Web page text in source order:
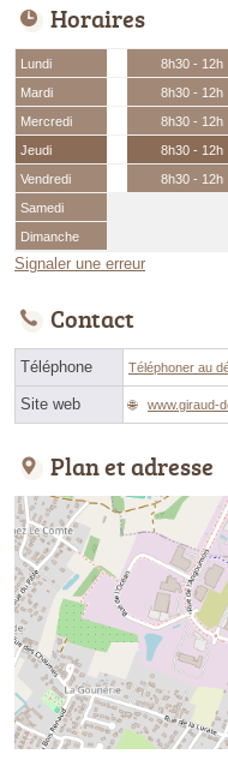
Horaires
Lundi 8h30 - 12h
Mardi
8h30 - 12h
Mercredi
8h30 - 12h
Jeudi
8h30 - 12h
Vendredi
8h30 - 12h
Samedi
Dimanche
Signaler une erreur
Contact
Téléphone Téléphoner au
Site web www.giraud-
Plan et adresse